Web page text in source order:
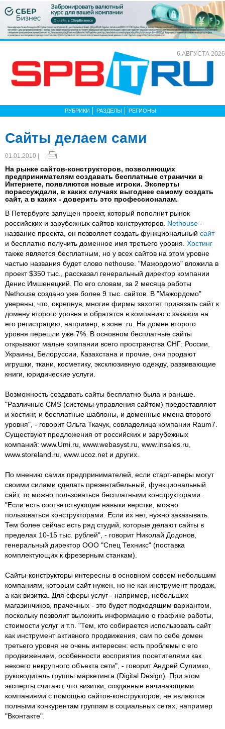
6 АВГУСТА 2026
РУБРИКИ РАЗДЕЛЫ РЕГИОНЫ
Сайты делаем сами
01.01.2010 |
На рынке сайтов-конструкторов, позволяющих
предпринимателям создавать бесплатные странички в
Интернете, появляются новые игроки. Эксперты
порассуждали, в каких случаях выгоднее самому создать
сайт, а в каких - доверить это профессионалам.
В Петербурге запущен проект, который пополнит рынок
российских и зарубежных сайтов-конструкторов. Nethouse -
название проекта, он позволяет создать функциональный сайт
и бесплатно получить доменное имя третьего уровня. Хостинг
также является бесплатным, но у всех сайтов на этом уровне
частью названия будет слово nethouse. "Мажордомо" вложила в
проект $350 тыс., рассказал генеральный директор компании
Денис Имшенецкий. По его словам, за 2 месяца работы
Nethouse создано уже более 9 тыс. сайтов. В "Мажордомо"
уверены, что, окрепнув, многие фирмы захотят привязать сайт к
домену второго уровня и обратятся в компанию с заказом на
его регистрацию, например, в зоне .ru. На домен второго
уровня перешли уже 7%. В основном бесплатные сайты
открывают малые компании всего пространства СНГ: России,
Украины, Белоруссии, Казахстана и прочие, они продают
игрушки, ткани, косметику, эксклюзивную одежду, развивающие
книги, юридические услуги.
Возможность создавать сайты бесплатно была и раньше.
"Различные CMS (системы управления сайтом) предоставляют
и хостинг, и бесплатные шаблоны, и доменные имена второго
уровня", - говорит Ольга Ткачук, совладелица компании Raum7.
Существуют предложения от российских и зарубежных
компаний: www.Umi.ru, www.webasyst.ru, www.insales.ru,
www.storeland.ru, www.ucoz.net и других.
По мнению самих предпринимателей, если старт-аперы могут
своими силами сделать презентабельный, функциональный
сайт, то можно пользоваться бесплатными конструкторами.
"Если есть соответствующие навыки верстки, можно
пользоваться кон­структорами. Если их нет, нужно заказывать.
Тем более сейчас есть ряд студий, которые делают сайты в
пределах 10-15 тыс. рублей", - говорит Николай Додонов,
генеральный директор ООО "Спец Техникс" (поставка
комплектующих к фрезерным станкам).
Сайты-конструкторы интересны в основном совсем небольшим
компаниям, которым сайт нужен, но не как инструмент продаж,
а как визитка. Для сферы услуг - например, небольших
магазинчиков, прачечных - это будет подходящим вариантом,
поскольку позволит выложить информацию о графике работы,
стоимости услуг и т.п. "Тем, кто собирается использовать сайт
как инструмент активного продвижения, сам по себе домен
третьего­ уровня не очень интересен: есть проблемы с его
продвижением, особенности восприятия посетите­лями как
некоего некрупного объекта сети", - говорит Андрей Сулимко,
руководитель группы маркетинга (Digital Design). При этом
эксперты считают, что визитки, созданные начинающими
компаниями с помощью сайтов-конструкторов, не являются
полными конкурентам группам в социальных сетях, например
"Вконтакте".